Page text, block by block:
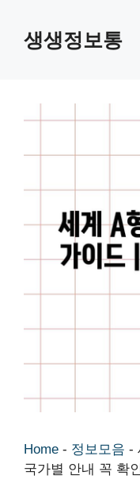
생생정보통
Home - 정보모음 -
국가별 안내 꼭 확